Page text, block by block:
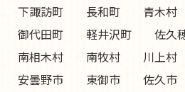
下諏訪町
長和町 青木村
御代田町
軽井沢町 佐久
南相木村
南牧村 川上村
安曇野市
東御市 佐久市